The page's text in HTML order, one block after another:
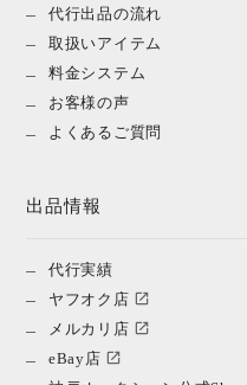
代行出品の流れ
取扱いアイテム
料金システム
お客様の声
よくあるご質問
出品情報
代行実績
ヤフオク店
メルカリ店
eBay店